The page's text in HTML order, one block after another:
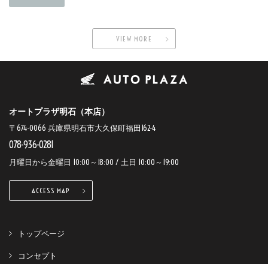
VIEW MORE
オートプラザ明石（本店）
〒674-0066 兵庫県明石市大久保町福田162-4
078-936-0281
月曜日から金曜日 10:00～18:00 / 土日 10:00～19:00
ACCESS MAP
トップページ
コンセプト